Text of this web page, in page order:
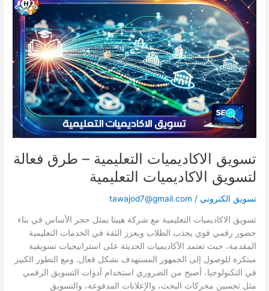
تسويق الاكاديميات التعليمية – طرق فعالة
لتسويق الاكاديميات التعليمية
تسويق الكتروني /
tawajod7@gmail.com
تسويق الاكاديميات التعليمية مع شركة هيبتا يمثل حجر الأساس في بناء
حضور رقمي قوي يجذب الطلاب ويعزز الثقة في الخدمات التعليمية
المقدمة، حيث تعتمد الأكاديميات الحديثة على استراتيجيات تسويقية
مبتكرة للوصول إلى الجمهور المستهدف بشكل فعال. ومع التطور الكبير
في التكنولوجيا، أصبح من الضروري استخدام أدوات التسويق الرقمي
مثل تحسين محركات البحث، والإعلانات المدفوعة، والتسويق
الاكاديميات
التعليمية
طرق
فعالة
لتسويق
الاكاديميات
التعليمية